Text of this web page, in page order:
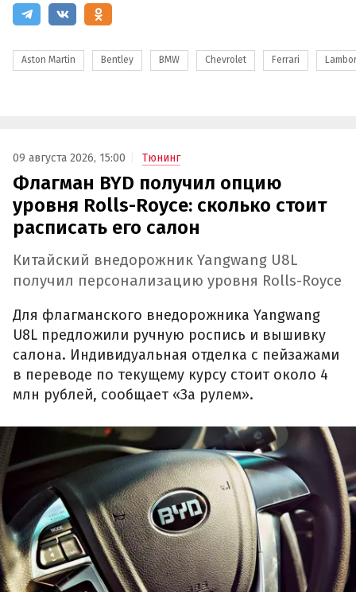
Aston Martin Bentley BMW Chevrolet Ferrari
09 августа 2026, 15:00 Тюнинг
Флагман BYD получил опцию
уровня Rolls-Royce: сколько стоит
расписать его салон
Китайский внедорожник Yangwang U8L
получил персонализацию уровня Rolls-Royce
Для флагманского внедорожника Yangwang
U8L предложили ручную роспись и вышивку
салона. Индивидуальная отделка с пейзажами
в переводе по текущему курсу стоит около 4
млн рублей, сообщает «За рулем».